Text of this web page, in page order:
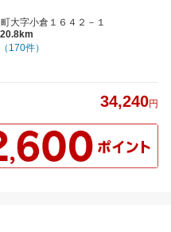
大字小倉１６４２－１
（170件）
34,240円